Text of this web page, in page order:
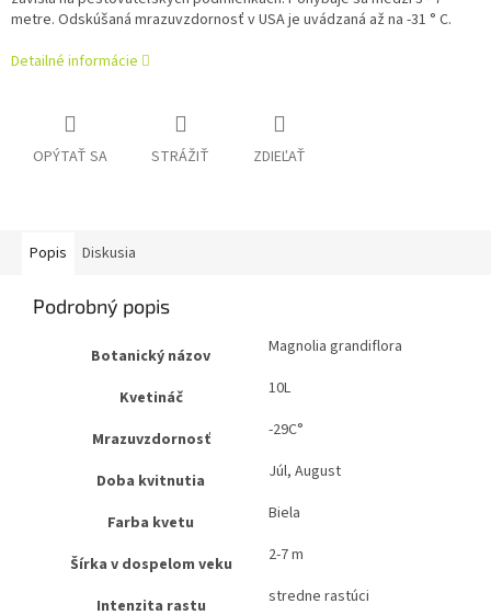
metre. Odskúšaná mrazuvzdornosť v USA je uvádzaná až na -31 ° C.
Detailné informácie
OPÝTAŤ SA STRÁŽIŤ ZDIEĽAŤ
Popis Diskusia
Podrobný popis
Botanický názov Magnolia grandiflora
Kvetináč 10L
Mrazuvzdornosť -29C°
Doba kvitnutia Júl, August
Farba kvetu Biela
Šírka v dospelom veku 2-7 m
Intenzita rastu stredne rastúci